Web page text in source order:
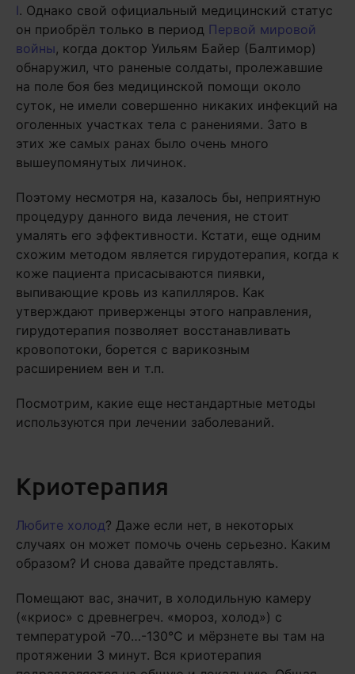
I. Однако свой официальный медицинский статус
он приобрёл только в период Первой мировой
войны, когда доктор Уильям Байер (Балтимор)
обнаружил, что раненые солдаты, пролежавшие
на поле боя без медицинской помощи около
суток, не имели совершенно никаких инфекций на
оголенных участках тела с ранениями. Зато в
этих же самых ранах было очень много
вышеупомянутых личинок.
Поэтому несмотря на, казалось бы, неприятную
процедуру данного вида лечения, не стоит
умалять его эффективности. Кстати, еще одним
схожим методом является гирудотерапия, когда к
коже пациента присасываются пиявки,
выпивающие кровь из капилляров. Как
утверждают приверженцы этого направления,
гирудотерапия позволяет восстанавливать
кровопотоки, борется с варикозным
расширением вен и т.п.
Посмотрим, какие еще нестандартные методы
используются при лечении заболеваний.
Криотерапия
Любите холод? Даже если нет, в некоторых
случаях он может помочь очень серьезно. Каким
образом? И снова давайте представлять.
Помещают вас, значит, в холодильную камеру
(«криос» с древнегреч. «мороз, холод») с
температурой -70…-130°C и мёрзнете вы там на
протяжении 3 минут. Вся криотерапия